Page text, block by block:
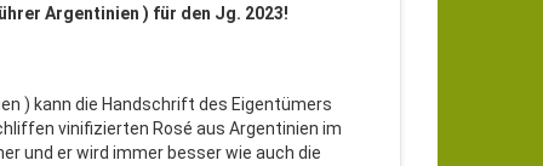
Argentinien ) für den Jg. 2023!
) kann die Handschrift des Eigentümers
vinifizierten Rosé aus Argentinien im
und er wird immer besser wie auch die